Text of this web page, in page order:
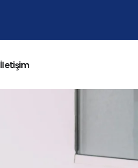
İletişim